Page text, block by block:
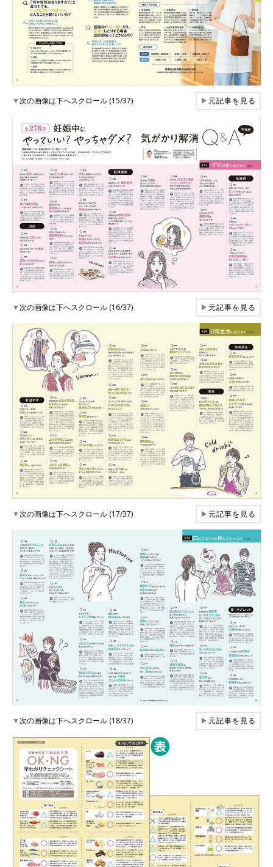
▼次の画像は下へスクロール (15/37) ▶元記事を見る
▼次の画像は下へスクロール (16/37) ▶元記事を見る
▼次の画像は下へスクロール (17/37) ▶元記事を見る
▼次の画像は下へスクロール (18/37) ▶元記事を見る